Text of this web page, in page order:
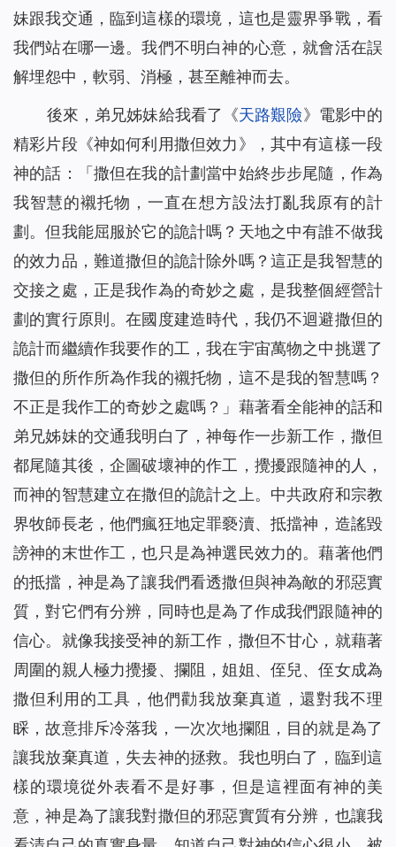
妹跟我交通，臨到這樣的環境，這也是靈界爭戰，看
我們站在哪一邊。我們不明白神的心意，就會活在誤
解埋怨中，軟弱、消極，甚至離神而去。
後來，弟兄姊妹給我看了《天路艱險》電影中的
精彩片段《神如何利用撒但效力》，其中有這樣一段
神的話：「 撒但在我的計劃當中始終步步尾隨，作為
我智慧的襯托物，一直在想方設法打亂我原有的計
劃。但我能屈服於它的詭計嗎？天地之中有誰不做我
的效力品，難道撒但的詭計除外嗎？這正是我智慧的
交接之處，正是我作為的奇妙之處，是我整個經營計
劃的實行原則。在國度建造時代，我仍不迴避撒但的
詭計而繼續作我要作的工，我在宇宙萬物之中挑選了
撒但的所作所為作我的襯托物，這不是我的智慧嗎？
不正是我作工的奇妙之處嗎？ 」藉著看全能神的話和
弟兄姊妹的交通我明白了，神每作一步新工作，撒但
都尾隨其後，企圖破壞神的作工，攪擾跟隨神的人，
而神的智慧建立在撒但的詭計之上。中共政府和宗教
界牧師長老，他們瘋狂地定罪褻瀆、抵擋神，造謠毀
謗神的末世作工，也只是為神選民效力的。藉著他們
的抵擋，神是為了讓我們看透撒但與神為敵的邪惡實
質，對它們有分辨，同時也是為了作成我們跟隨神的
信心。就像我接受神的新工作，撒但不甘心，就藉著
周圍的親人極力攪擾、攔阻，姐姐、侄兒、侄女成為
撒但利用的工具，他們勸我放棄真道，還對我不理
睬，故意排斥冷落我，一次次地攔阻，目的就是為了
讓我放棄真道，失去神的拯救。我也明白了，臨到這
樣的環境從外表看不是好事，但是這裡面有神的美
意，神是為了讓我對撒但的邪惡實質有分辨，也讓我